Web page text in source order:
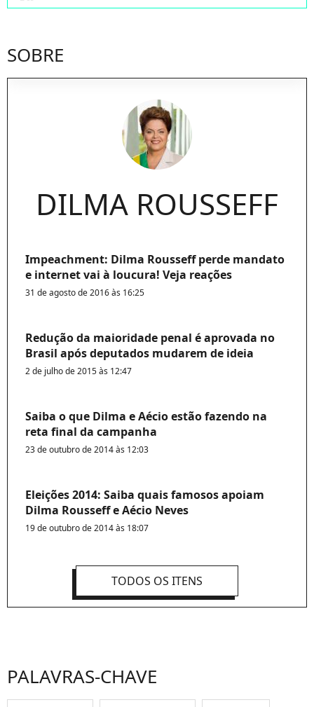
SOBRE
DILMA ROUSSEFF
Impeachment: Dilma Rousseff perde mandato
e internet vai à loucura! Veja reações
31 de agosto de 2016 às 16:25
Redução da maioridade penal é aprovada no
Brasil após deputados mudarem de ideia
2 de julho de 2015 às 12:47
Saiba o que Dilma e Aécio estão fazendo na
reta final da campanha
23 de outubro de 2014 às 12:03
Eleições 2014: Saiba quais famosos apoiam
Dilma Rousseff e Aécio Neves
19 de outubro de 2014 às 18:07
TODOS OS ITENS
PALAVRAS-CHAVE